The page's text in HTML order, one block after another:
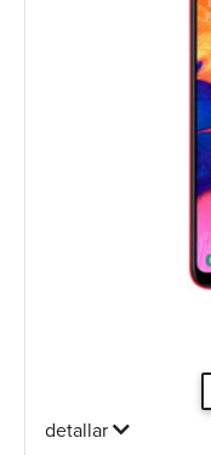
detallar